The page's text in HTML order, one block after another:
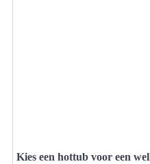
Kies een hottub voor een